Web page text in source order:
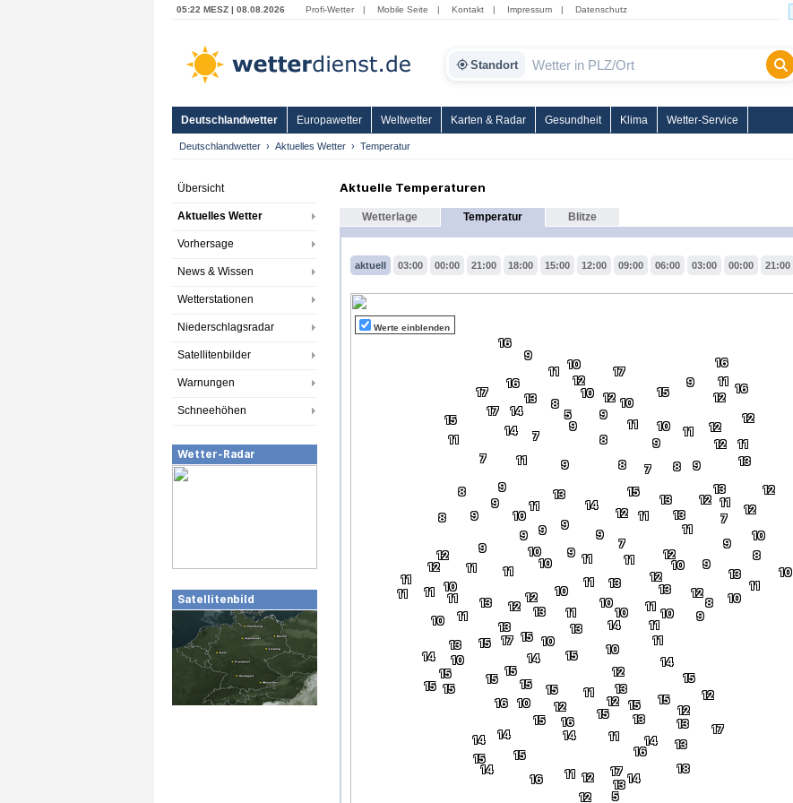
05:22 MESZ | 08.08.2026 Profi-Wetter | Mobile Seite | Kontakt | Impressum | Datenschutz
Standort
Deutschlandwetter Europawetter Weltwetter Karten & Radar Gesundheit Klima Wetter-Service
Deutschlandwetter Aktuelles Wetter Temperatur
Übersicht
Aktuelles Wetter
Vorhersage
News & Wissen
Wetterstationen
Niederschlagsradar
Satellitenbilder
Warnungen
Schneehöhen
Wetter-Radar
Satellitenbild
Aktuelle Temperaturen
Wetterlage Temperatur Blitze
aktuell 03:00 00:00 21:00 18:00 15:00 12:00 09:00 06:00 03:00 00:00 21:00
Werte einblenden
11
8
9
11
13
16
11
11
10
9
7
9 11
13
15
14
8
10
11
14
11
14 7
9
11
12
18
10
14
9
9
10
13
12
11
13
11
13
12
17
12
14
11
9
17
15
14
7
17
15
13
11
15
15
13
13
12
10
10
13
9
12
16
12
11
13
9
13
15
7
17
10
11
17
13
8
10
13
8
11
12
12
12
13
13
15
10
16
8
14
14
9
11 10
12
17
11
11
12
8
9
16
9
8
11
9
11
15
12
8
13
9
14
10
13
14
16
9
12
10
10
9
15
11
10
12
12
15
15
9
12
12
10
12
11
5
15
16
15
13
15
10
16
10
11
11
10
10
11
7
9
16
12
15
15
14
12
12
14
12
15 15
10
11
11
14
15
12
9
13
11
11
15
10
5